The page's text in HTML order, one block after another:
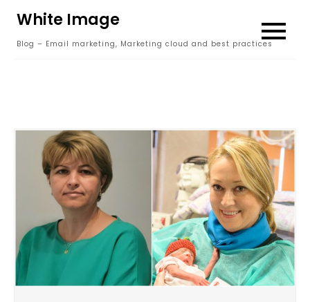
content
White Image
Blog – Email marketing, Marketing cloud and best practices